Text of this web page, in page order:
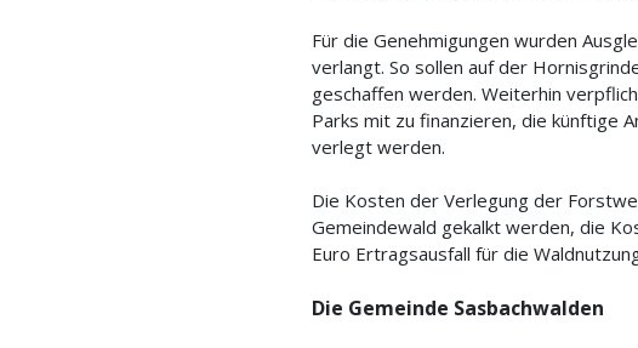
Für die Genehmigungen wurden
verlangt. So sollen auf der
geschaffen werden. Weiterhin
Parks mit zu finanzieren, die künftige
verlegt werden.
Die Kosten der Verlegung der
Gemeindewald gekalkt werden, die
Euro Ertragsausfall für die
Die Gemeinde Sasbachwalden